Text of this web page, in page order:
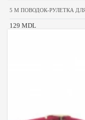
5 M ПОВОДОК-РУЛЕТКА
129 MDL